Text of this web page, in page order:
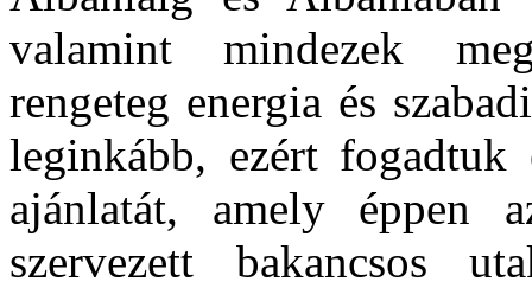
valamint mindezek
rengeteg energia és
leginkább, ezért
ajánlatát, amely éppen
szervezett bakancsos